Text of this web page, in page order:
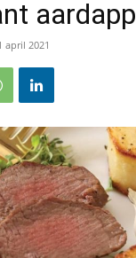
april 2021